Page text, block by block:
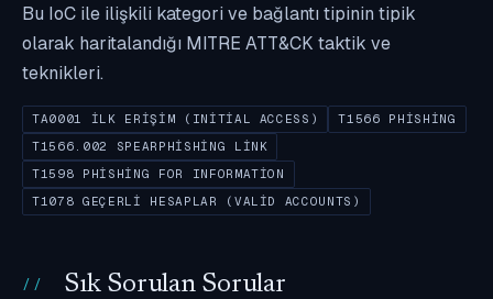
Bu IoC ile ilişkili kategori ve bağlantı tipinin tipik
olarak haritalandığı MITRE ATT&CK taktik ve
teknikleri.
TA0001 İLK ERIŞIM (INITIAL ACCESS)
T1566 PHISHING
T1566.002 SPEARPHISHING LINK
T1598 PHISHING FOR INFORMATION
T1078 GEÇERLI HESAPLAR (VALID ACCOUNTS)
Sık Sorulan Sorular